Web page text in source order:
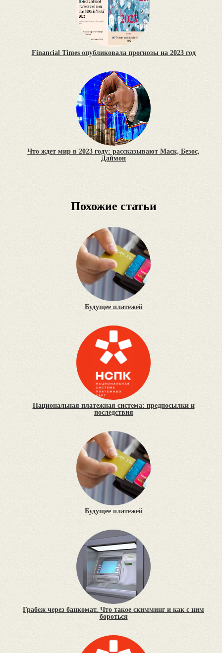
Financial Times опубликовала прогнозы на 2023 год
Что ждет мир в 2023 году: рассказывают Маск, Безос,
Даймон
Похожие статьи
Будущее платежей
Национальная платежная система: предпосылки и
последствия
Будущее платежей
Грабеж через банкомат. Что такое скимминг и как с ним
бороться